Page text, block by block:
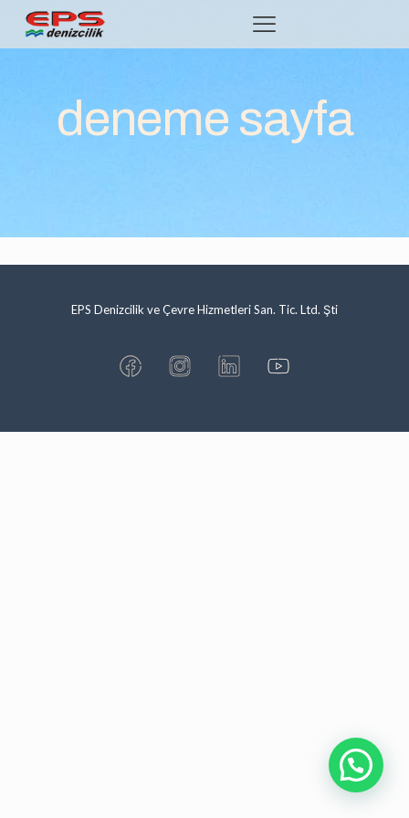
deneme sayfa
EPS Denizcilik ve Çevre Hizmetleri San. Tic. Ltd. Şti